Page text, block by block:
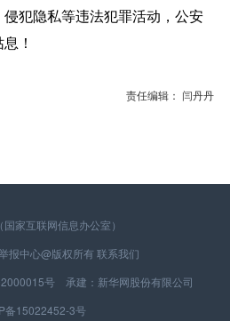
犯隐私等违法犯罪活动，公安
！
责任编辑： 闫丹丹
家互联网信息办公室）
报中心@版权所有 联系我们
号 承建：新华网股份有限公司
备15022452-3号